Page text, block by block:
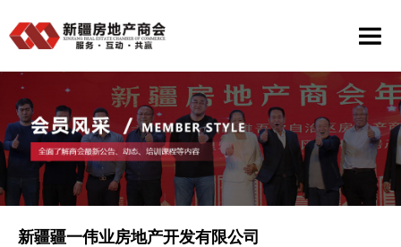
新疆疆一伟业房地产开发有限公司